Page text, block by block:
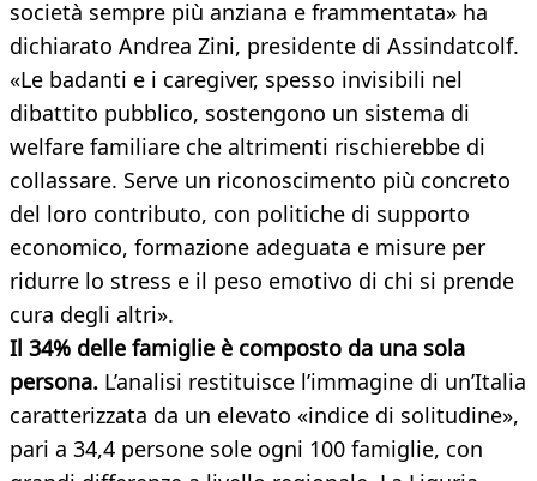
società sempre più anziana e frammentata» ha
dichiarato Andrea Zini, presidente di Assindatcolf.
«Le badanti e i caregiver, spesso invisibili nel
dibattito pubblico, sostengono un sistema di
welfare familiare che altrimenti rischierebbe di
collassare. Serve un riconoscimento più concreto
del loro contributo, con politiche di supporto
economico, formazione adeguata e misure per
ridurre lo stress e il peso emotivo di chi si prende
cura degli altri».
Il 34% delle famiglie è composto da una sola
persona. L’analisi restituisce l’immagine di un’Italia
caratterizzata da un elevato «indice di solitudine»,
pari a 34,4 persone sole ogni 100 famiglie, con